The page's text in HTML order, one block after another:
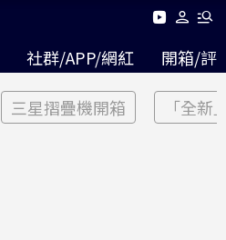
社群/APP/網紅 開箱/評
三星摺疊機開箱 「全新